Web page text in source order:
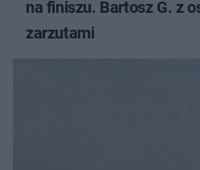
na finiszu. Bartosz G. z
zarzutami